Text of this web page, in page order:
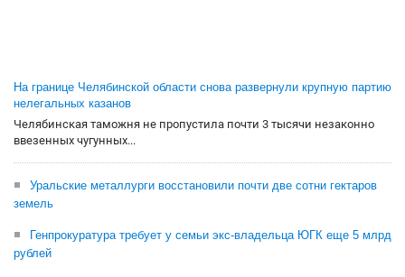
На границе Челябинской области снова развернули крупную партию
нелегальных казанов
Челябинская таможня не пропустила почти 3 тысячи незаконно
ввезенных чугунных...
Уральские металлурги восстановили почти две сотни гектаров
земель
Генпрокуратура требует у семьи экс-владельца ЮГК еще 5 млрд
рублей